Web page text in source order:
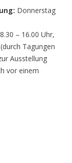
Donnerstag
– 16.00 Uhr,
Tagungen
Ausstellung
vor einem